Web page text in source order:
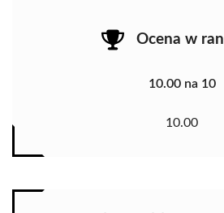
Ocena w
10.00 na 10
10.00